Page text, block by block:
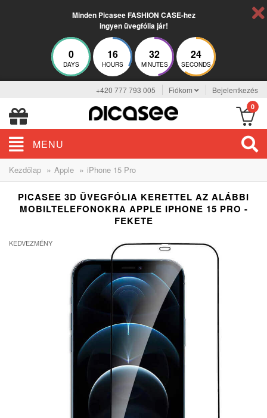
Minden Picasee FASHION CASE-hez
ingyen üvegfólia jár!
0
DAYS
16
HOURS
32
MINUTES
24
SECONDS
+420 777 793 005 Fiókom Bejelentkezés
0
MENU
Kezdőlap » Apple » iPhone 15 Pro
PICASEE 3D ÜVEGFÓLIA KERETTEL AZ ALÁBBI
MOBILTELEFONOKRA APPLE IPHONE 15 PRO -
FEKETE
KEDVEZMÉNY